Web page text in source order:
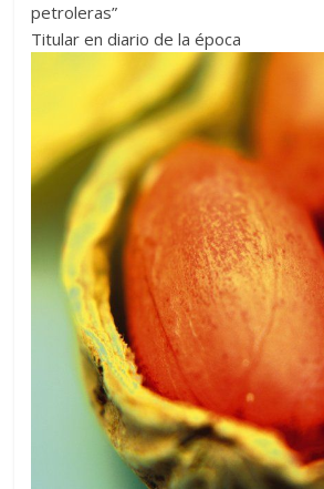
petroleras”
Titular en diario de la época